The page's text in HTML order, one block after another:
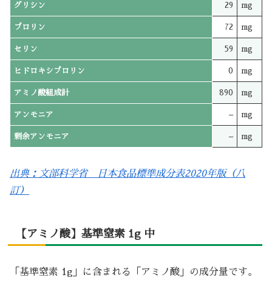
グリシン 29 mg
プロリン 72 mg
セリン 59 mg
ヒドロキシプロリン 0 mg
アミノ酸組成計 890 mg
アンモニア – mg
剰余アンモニア – mg
出典：文部科学省 日本食品標準成分表2020年版（八
訂）
【アミノ酸】基準窒素 1g 中
「基準窒素 1g」に含まれる「アミノ酸」の成分量です。